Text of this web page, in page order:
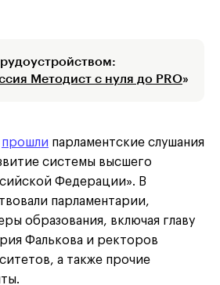
Методист с нуля до PRO»
прошли парламентские слушания
системы высшего
Федерации». В
парламентарии,
образования, включая главу
Фалькова и ректоров
а также прочие